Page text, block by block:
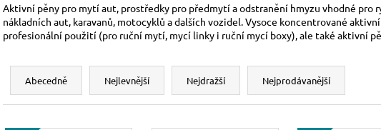
Aktivní pěny pro mytí aut, prostředky pro předmytí a odstranění hmyzu vhodné pro
nákladních aut, karavanů, motocyklů a dalších vozidel. Vysoce koncentrované
profesionální použití (pro ruční mytí, mycí linky i ruční mycí boxy), ale také aktivní
Ř
z
Abecedně Nejlevnější Nejdražší Nejprodávanější
Doporučujeme